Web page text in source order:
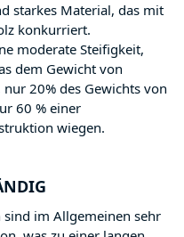
starkes Material, das mit
konkurriert.
moderate Steifigkeit,
dem Gewicht von
20% des Gewichts von
60 % einer
wiegen.
sind im Allgemeinen sehr